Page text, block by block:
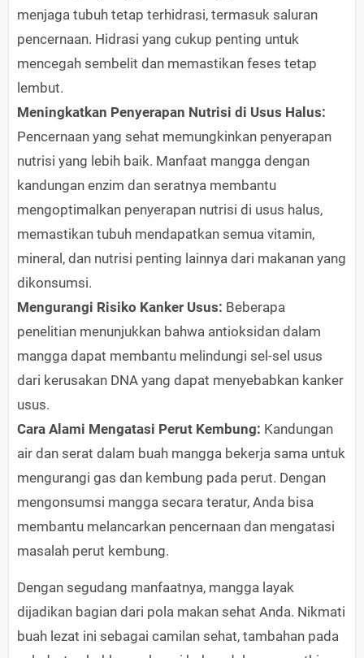
menjaga tubuh tetap terhidrasi, termasuk saluran
pencernaan. Hidrasi yang cukup penting untuk
mencegah sembelit dan memastikan feses tetap
lembut.
Meningkatkan Penyerapan Nutrisi di Usus Halus:
Pencernaan yang sehat memungkinkan penyerapan
nutrisi yang lebih baik. Manfaat mangga dengan
kandungan enzim dan seratnya membantu
mengoptimalkan penyerapan nutrisi di usus halus,
memastikan tubuh mendapatkan semua vitamin,
mineral, dan nutrisi penting lainnya dari makanan yang
dikonsumsi.
Mengurangi Risiko Kanker Usus: Beberapa
penelitian menunjukkan bahwa antioksidan dalam
mangga dapat membantu melindungi sel-sel usus
dari kerusakan DNA yang dapat menyebabkan kanker
usus.
Cara Alami Mengatasi Perut Kembung: Kandungan
air dan serat dalam buah mangga bekerja sama untuk
mengurangi gas dan kembung pada perut. Dengan
mengonsumsi mangga secara teratur, Anda bisa
membantu melancarkan pencernaan dan mengatasi
masalah perut kembung.
Dengan segudang manfaatnya, mangga layak
dijadikan bagian dari pola makan sehat Anda. Nikmati
buah lezat ini sebagai camilan sehat, tambahan pada